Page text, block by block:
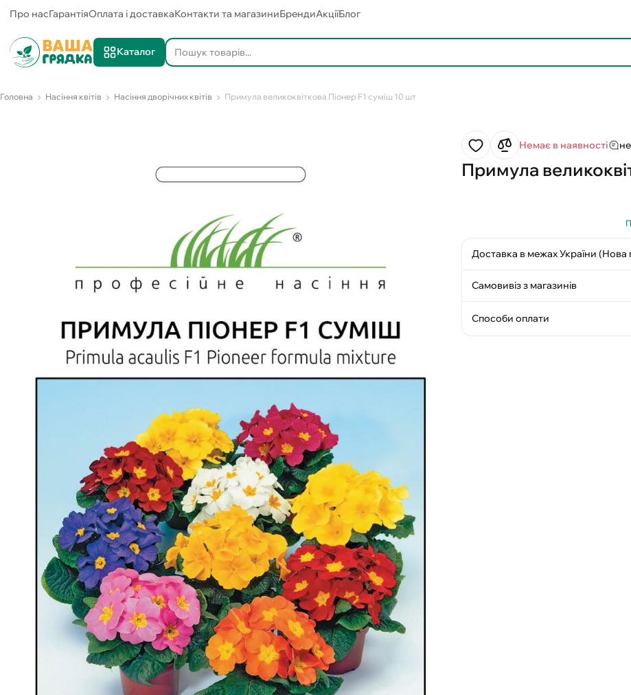
Про насГарантіяОплата і доставкаКонтакти та магазиниБрендиАкціїБлог
Каталог
Головна Насіння квітів Насіння дворічних квітів Примула великоквіткова Піонер F1 суміш 10 шт
Немає в наявності
Примула
Доставка в межах України
Самовивіз з магазинів
Способи оплати